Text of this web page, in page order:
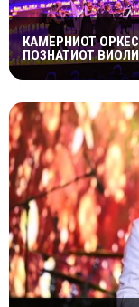
КАМЕРНИОТ
ПОЗНАТИОТ
СПЕКТАКУЛАРЕН
ЛЕТО“